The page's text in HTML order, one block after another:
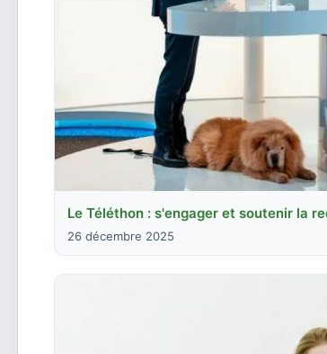
Le Téléthon : s'engager et soutenir la
26 décembre 2025